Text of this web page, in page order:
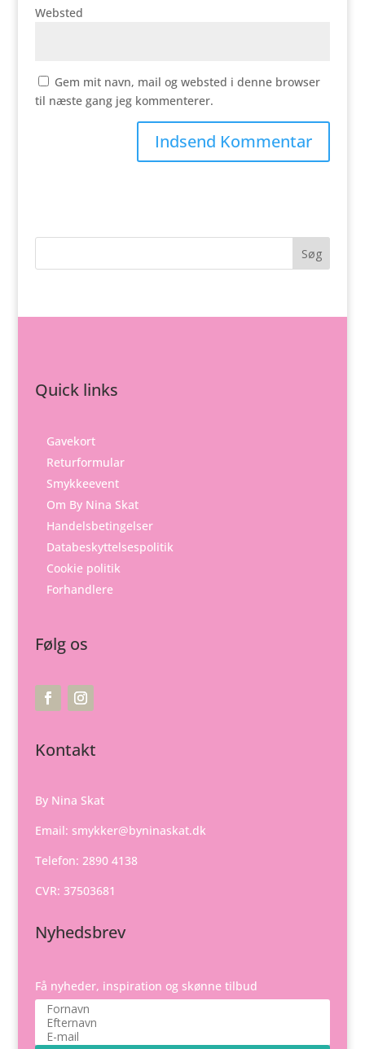
Websted
Gem mit navn, mail og websted i denne browser
til næste gang jeg kommenterer.
Quick links
Gavekort
Returformular
Smykkeevent
Om By Nina Skat
Handelsbetingelser
Databeskyttelsespolitik
Cookie politik
Forhandlere
Følg os
Kontakt
By Nina Skat
Email: smykker@byninaskat.dk
Telefon: 2890 4138
CVR: 37503681
Nyhedsbrev
Få nyheder, inspiration og skønne tilbud